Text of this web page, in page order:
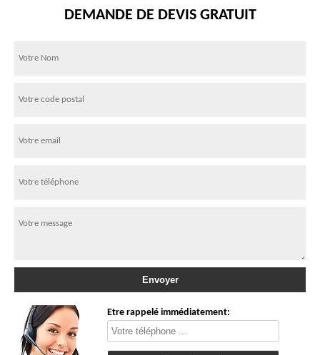
DEMANDE DE DEVIS GRATUIT
Etre rappelé immédiatement: